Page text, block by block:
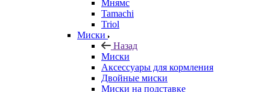
Мнямс
Tamachi
Triol
Миски
Назад
Миски
Аксессуары для кормления
Двойные миски
Миски на подставке